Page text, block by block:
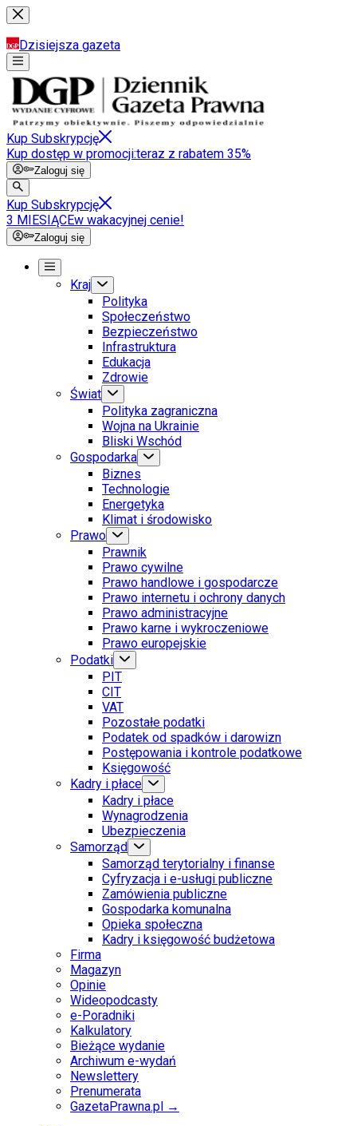
Dzisiejsza gazeta
Kup Subskrypcję
Kup dostęp w promocji:teraz z rabatem 35%
Zaloguj się
Kup Subskrypcję
3 MIESIĄCEw wakacyjnej cenie!
Zaloguj się
Kraj
Polityka
Społeczeństwo
Bezpieczeństwo
Infrastruktura
Edukacja
Zdrowie
Świat
Polityka zagraniczna
Wojna na Ukrainie
Bliski Wschód
Gospodarka
Biznes
Technologie
Energetyka
Klimat i środowisko
Prawo
Prawnik
Prawo cywilne
Prawo handlowe i gospodarcze
Prawo internetu i ochrony danych
Prawo administracyjne
Prawo karne i wykroczeniowe
Prawo europejskie
Podatki
PIT
CIT
VAT
Pozostałe podatki
Podatek od spadków i darowizn
Postępowania i kontrole podatkowe
Księgowość
Kadry i płace
Kadry i płace
Wynagrodzenia
Ubezpieczenia
Samorząd
Samorząd terytorialny i finanse
Cyfryzacja i e-usługi publiczne
Zamówienia publiczne
Gospodarka komunalna
Opieka społeczna
Kadry i księgowość budżetowa
Firma
Magazyn
Opinie
Wideopodcasty
e-Poradniki
Kalkulatory
Bieżące wydanie
Archiwum e-wydań
Newslettery
Prenumerata
GazetaPrawna.pl →